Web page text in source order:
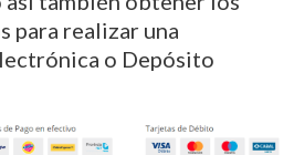
para realizar una
o Depósito